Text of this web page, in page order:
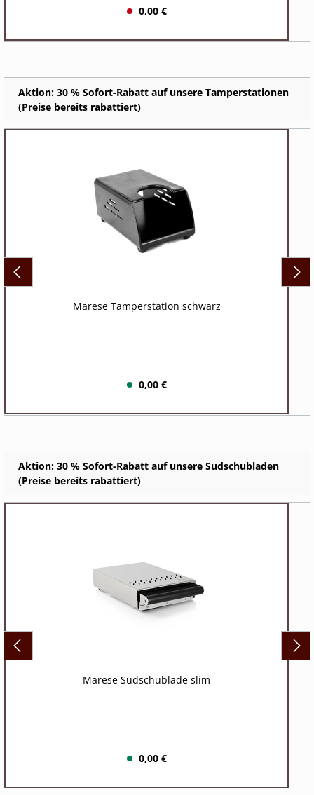
0,00 €
Aktion: 30 % Sofort-Rabatt auf unsere Tamperstationen
(Preise bereits rabattiert)
Marese Tamperstation schwarz
0,00 €
Aktion: 30 % Sofort-Rabatt auf unsere Sudschubladen
(Preise bereits rabattiert)
Marese Sudschublade slim
0,00 €